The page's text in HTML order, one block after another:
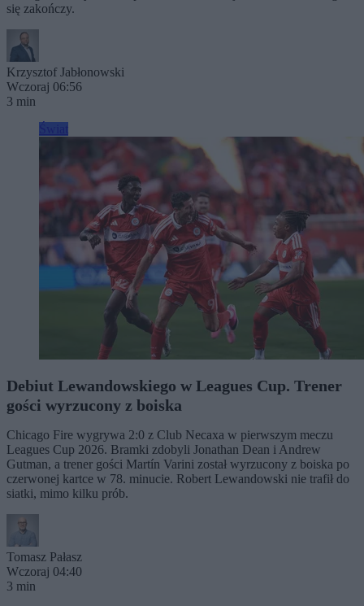
się zakończy.
Krzysztof Jabłonowski
Wczoraj 06:56
3 min
Debiut Lewandowskiego w Leagues Cup. Trener
gości wyrzucony z boiska
Chicago Fire wygrywa 2:0 z Club Necaxa w pierwszym meczu
Leagues Cup 2026. Bramki zdobyli Jonathan Dean i Andrew
Gutman, a trener gości Martín Varini został wyrzucony z boiska po
czerwonej kartce w 78. minucie. Robert Lewandowski nie trafił do
siatki, mimo kilku prób.
Tomasz Pałasz
Wczoraj 04:40
3 min